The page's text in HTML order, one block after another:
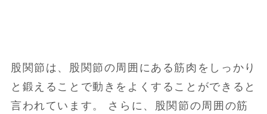
股関節は、股関節の周囲にある筋肉をしっかり
と鍛えることで動きをよくすることができると
言われています。 さらに、股関節の周囲の筋